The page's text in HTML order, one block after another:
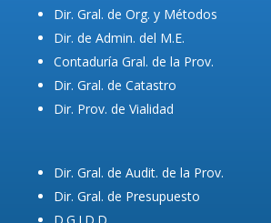
Dir. Gral. de Org. y Métodos
Dir. de Admin. del M.E.
Contaduría Gral. de la Prov.
Dir. Gral. de Catastro
Dir. Prov. de Vialidad
Dir. Gral. de Audit. de la Prov.
Dir. Gral. de Presupuesto